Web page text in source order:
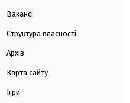
Вакансії
Структура власності
Архів
Карта сайту
Ігри